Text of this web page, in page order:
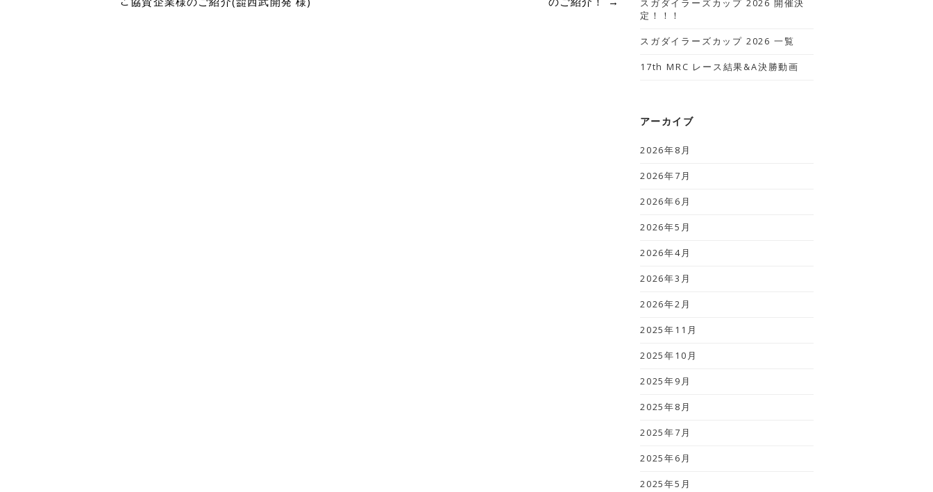
navigation
スガダイラーズカップ 2026 開催決
定！！！
スガダイラーズカップ 2026 一覧
17th MRC レース結果&A決勝動画
アーカイブ
2026年8月
2026年7月
2026年6月
2026年5月
2026年4月
2026年3月
2026年2月
2025年11月
2025年10月
2025年9月
2025年8月
2025年7月
2025年6月
2025年5月